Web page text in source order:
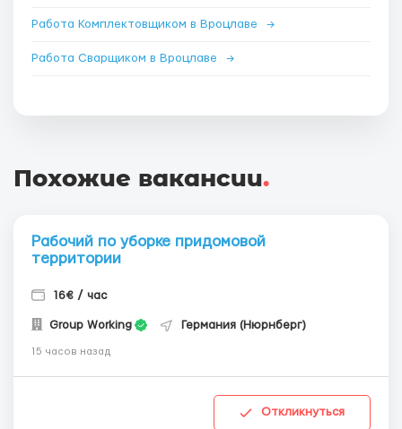
Работа Комплектовщиком в Вроцлаве →
Работа Сварщиком в Вроцлаве →
Похожие вакансии.
Рабочий по уборке придомовой
территории
16€ / час
Group Working Германия (Нюрнберг)
15 часов назад
Откликнуться